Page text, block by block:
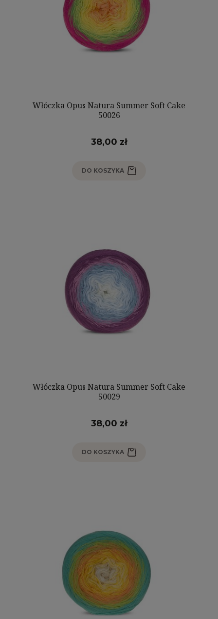
Włóczka Opus Natura Summer Soft Cake
50026
38,00 zł
DO KOSZYKA
Włóczka Opus Natura Summer Soft Cake
50029
38,00 zł
DO KOSZYKA